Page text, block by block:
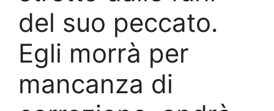
del suo peccato.
Egli morrà per
mancanza di